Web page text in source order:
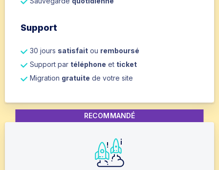
Support
30 jours satisfait ou remboursé
Support par téléphone et ticket
Migration gratuite de votre site
RECOMMANDÉ